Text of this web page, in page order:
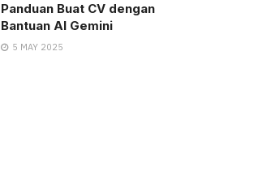
Panduan Buat CV dengan
Bantuan AI Gemini
5 MAY 2025